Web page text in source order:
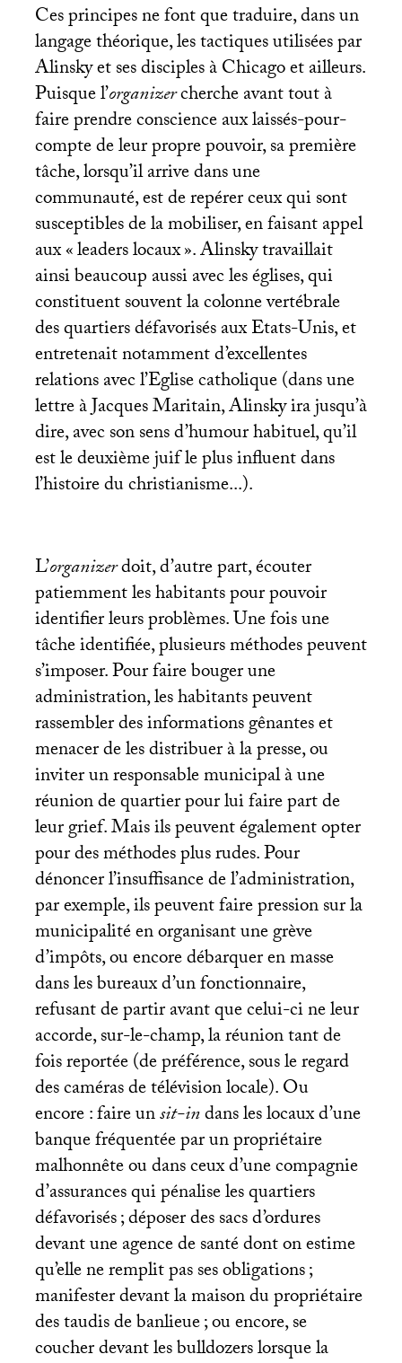
Ces principes ne font que traduire, dans un
langage théorique, les tactiques utilisées par
Alinsky et ses disciples à Chicago et ailleurs.
Puisque l’organizercherche avant tout à
faire prendre conscience aux laissés-pour-
compte de leur propre pouvoir, sa première
tâche, lorsqu’il arrive dans une
communauté, est de repérer ceux qui sont
susceptibles de la mobiliser, en faisant appel
aux «leaders locaux». Alinsky travaillait
ainsi beaucoup aussi avec les églises, qui
constituent souvent la colonne vertébrale
des quartiers défavorisés aux Etats-Unis, et
entretenait notamment d’excellentes
relations avec l’Eglise catholique (dans une
lettre à Jacques Maritain, Alinsky ira jusqu’à
dire, avec son sens d’humour habituel, qu’il
est le deuxième juif le plus influent dans
l’histoire du christianisme...).
L’organizerdoit, d’autre part, écouter
patiemment les habitants pour pouvoir
identifier leurs problèmes. Une fois une
tâche identifiée, plusieurs méthodes peuvent
s’imposer. Pour faire bouger une
administration, les habitants peuvent
rassembler des informations gênantes et
menacer de les distribuer à la presse, ou
inviter un responsable municipal à une
réunion de quartier pour lui faire part de
leur grief. Mais ils peuvent également opter
pour des méthodes plus rudes. Pour
dénoncer l’insuffisance de l’administration,
par exemple, ils peuvent faire pression sur la
municipalité en organisant une grève
d’impôts, ou encore débarquer en masse
dans les bureaux d’un fonctionnaire,
refusant de partir avant que celui-ci ne leur
accorde, sur-le-champ, la réunion tant de
fois reportée (de préférence, sous le regard
des caméras de télévision locale). Ou
encore : faire unsit-indans les locaux d’une
banque fréquentée par un propriétaire
malhonnête ou dans ceux d’une compagnie
d’assurances qui pénalise les quartiers
défavorisés; déposer des sacs d’ordures
devant une agence de santé dont on estime
qu’elle ne remplit pas ses obligations;
manifester devant la maison du propriétaire
des taudis de banlieue; ou encore, se
coucher devant les bulldozers lorsque la